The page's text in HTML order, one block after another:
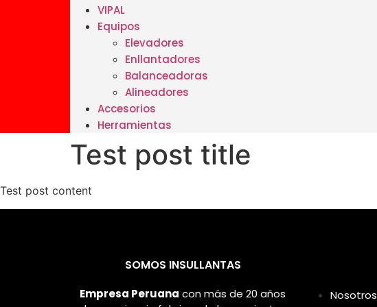
VIPAL
Equipos
Elevadores
Enllantadores
Balanceadoras
Alineadores
Accesorios
Herramientas
Test post title
Test post content
SOMOS INSULLANTAS
Empresa Peruana con más de 20 años
Nosotros